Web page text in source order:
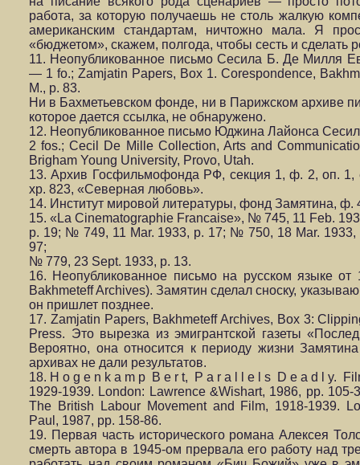
работа, за которую получаешь не столь жалкую
американским стандартам, ничтожно мала. Я
«бюджетом», скажем, полгода, чтобы сесть и сделать
11. Неопубликованное письмо Сесила Б. Де Милля
— 1 fo.; Zamjatin Papers, Box 1. Corespondence,
M., p. 83.
Ни в Бахметьевском фонде, ни в Парижском архиве
которое дается ссылка, не обнаружено.
12. Неопубликованное письмо Юджина Лайонса
2 fos.; Cecil De Mille Collection, Arts and
Brigham Young University, Provo, Utah.
13. Архив Госфильмофонда РФ, секция 1, ф. 2, оп. 1,
хр. 823, «Северная любовь».
14. Институт мировой литературы, фонд Замятина,
15. «La Cinematographie Francaise», № 745, 11 Feb.
p. 19; № 749, 11 Mar. 1933, p. 17; № 750, 18 Mar.
97;
№ 779, 23 Sept. 1933, p. 13.
16. Неопубликованное письмо на русском языке
Bakhmeteff Archives). Замятин сделал сноску,
он пришлет позднее.
17. Zamjatin Papers, Bakhmeteff Archives, Box 3:
Press. Это вырезка из эмигрантской газеты
Вероятно, она относится к периоду жизни
архивах не дали результатов.
18. H o g e n k a m p B e r t, P a r a l l e l s D e a d l y.
1929-1939. London: Lawrence &Wishart, 1986, pp.
The British Labour Movement and Film, 1918-1939.
Paul, 1987, pp. 158-86.
19. Первая часть исторического романа Алексея
смерть автора в 1945-ом прервала его работу над